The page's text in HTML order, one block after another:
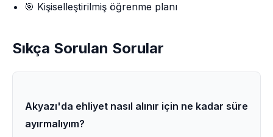
🎯 Kişiselleştirilmiş öğrenme planı
Sıkça Sorulan Sorular
Akyazı'da ehliyet nasıl alınır için ne kadar süre
ayırmalıyım?